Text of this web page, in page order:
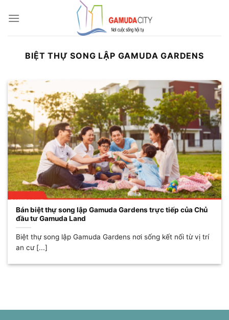
qua
BIỆT THỰ SONG LẬP GAMUDA GARDENS
Bán biệt thự song lập Gamuda Gardens trực tiếp của Chủ
đầu tư Gamuda Land
Biệt thự song lập Gamuda Gardens nơi sống kết nối từ vị trí
an cư [...]